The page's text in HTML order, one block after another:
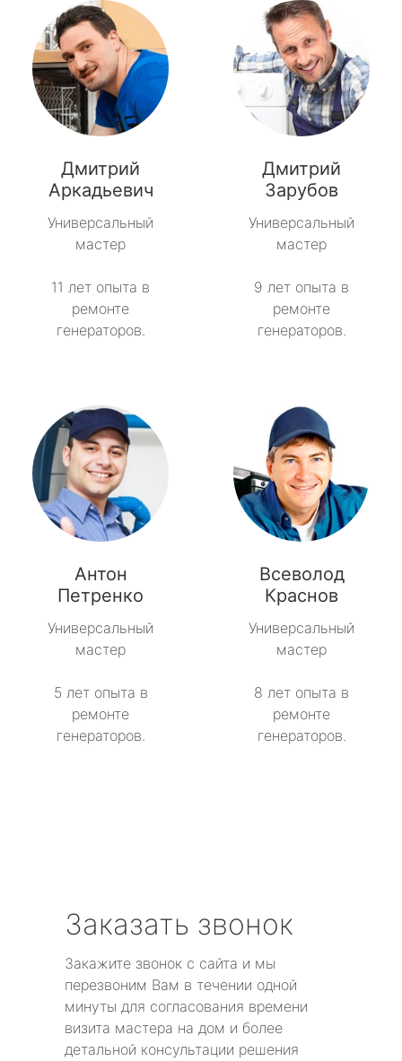
Дмитрий
Аркадьевич
Универсальный
мастер
11 лет опыта в
ремонте
генераторов.
Дмитрий
Зарубов
Универсальный
мастер
9 лет опыта в
ремонте
генераторов.
Антон
Петренко
Универсальный
мастер
5 лет опыта в
ремонте
генераторов.
Всеволод
Краснов
Универсальный
мастер
8 лет опыта в
ремонте
генераторов.
Заказать звонок
Закажите звонок с сайта и мы
перезвоним Вам в течении одной
минуты для согласования времени
визита мастера на дом и более
детальной консультации решения